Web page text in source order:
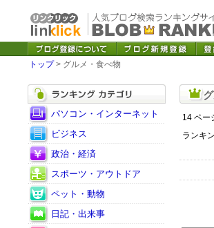
トップ> グルメ・食べ物
パソコン・インターネット
ビジネス
政治・経済
スポーツ・アウトドア
ペット・動物
日記・出来事
14 ペー
ランキ